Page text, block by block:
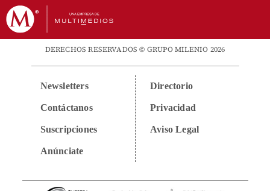
DERECHOS RESERVADOS © GRUPO MILENIO 2026
Newsletters
Contáctanos
Suscripciones
Anúnciate
Directorio
Privacidad
Aviso Legal